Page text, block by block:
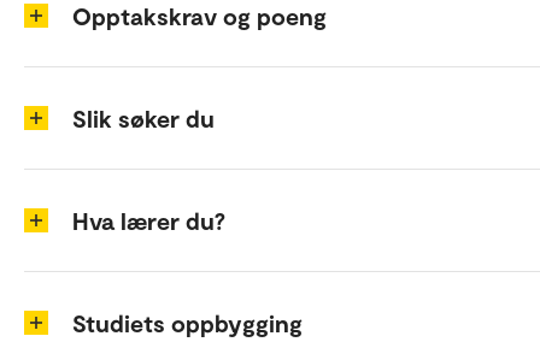
Opptakskrav og poeng
Slik søker du
Hva lærer du?
Studiets oppbygging